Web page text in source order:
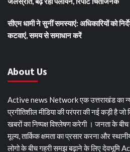
सीएम धामी ने सुनीं समस्याएं: अधिकारियों को
कटवाएं, समय से समाधान करें
About Us
Active news Network एक उत्तराखंड का
प्रगीतिशील मीडिया की परंपरा की नई कड़ी है
खबरों का निष्पक्ष विश्लेषण करेगी । जनता के बीच
मूल्य, तार्किक क्षमता का प्रसार करना और
लोगो के बीच गहरी समझ बढ़ाने के लिए देवभूमि